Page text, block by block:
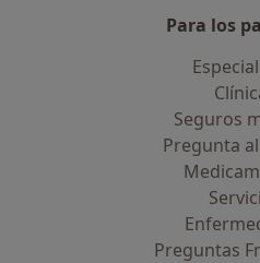
Para los
Seguros
Pregunta
Preguntas